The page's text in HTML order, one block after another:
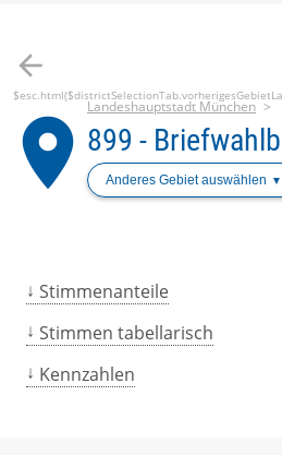
arrow_back
place
Landeshauptstadt München
899 -
Anderes Gebiet auswählen
Stimmenanteile
Stimmen tabellarisch
Kennzahlen